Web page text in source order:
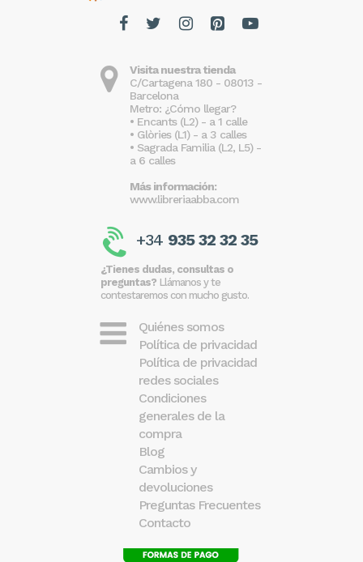
Visita nuestra tienda
C/Cartagena 180 - 08013 -
Barcelona
Metro: ¿Cómo llegar?
• Encants (L2) - a 1 calle
• Glòries (L1) - a 3 calles
• Sagrada Familia (L2, L5) -
a 6 calles
Más información:
www.libreriaabba.com
+34 935 32 32 35
¿Tienes dudas, consultas o
preguntas? Llámanos y te
contestaremos con mucho gusto.
Quiénes somos
Política de privacidad
Política de privacidad
redes sociales
Condiciones
generales de la
compra
Blog
Cambios y
devoluciones
Preguntas Frecuentes
Contacto